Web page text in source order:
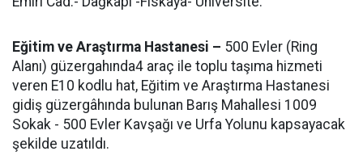
Eğitim ve Araştırma Hastanesi – 500 Evler (Ring
Alanı) güzergahında4 araç ile toplu taşıma hizmeti
veren E10 kodlu hat, Eğitim ve Araştırma Hastanesi
gidiş güzergâhında bulunan Barış Mahallesi 1009
Sokak - 500 Evler Kavşağı ve Urfa Yolunu kapsayacak
şekilde uzatıldı.